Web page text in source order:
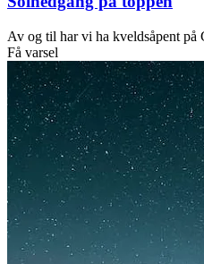
Av og til har vi ha kveldsåpent på
Få varsel